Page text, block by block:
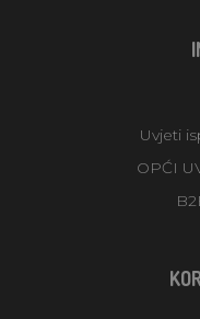
Uvjeti
OPĆI